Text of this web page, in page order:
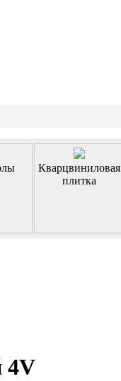
Кварцвиниловая
плитка
4V